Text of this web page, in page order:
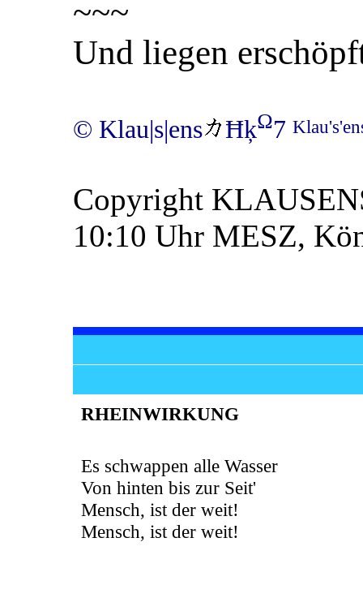
~~~
Und liegen
© Klau|s|ens ĦķΩ7
Copyright
10:10 Uhr MESZ,
RHEINWIRKUNG
Es schwappen alle Wasser
Von hinten bis zur Seit'
Mensch, ist der weit!
Mensch, ist der weit!